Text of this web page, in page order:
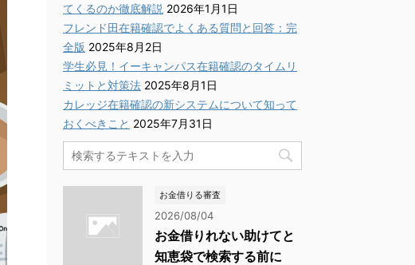
てくるのか徹底解説 2026年1月1日
フレンド田在籍確認でよくある質問と回答：完
全版 2025年8月2日
学生必見！イーキャンパス在籍確認のタイムリ
ミットと対策法 2025年8月1日
カレッジ在籍確認の新システムについて知って
おくべきこと 2025年7月31日
お金借りる審査
2026/08/04
お金借りれない助けてと
知恵袋で検索する前に